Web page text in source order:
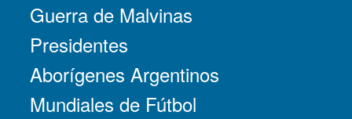
Guerra de Malvinas
Presidentes
Aborígenes Argentinos
Mundiales de Fútbol